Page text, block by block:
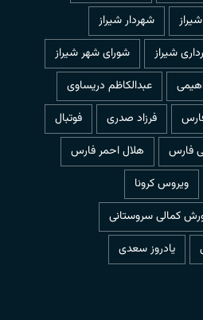
شهردار شیراز
شیراز
شورای شهر شیراز
عبدالکاظم دریساوی
فرزاد صدری
فوتبال
فارس
هلال احمر فارس
ویروس کرونا
کمالی سروستانی
یادروز سعدی